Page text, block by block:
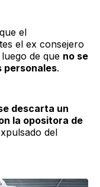
el
el ex consejero
de que no se
personales.
descarta un
la opositora de
del